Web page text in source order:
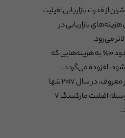
و ناشران از قدرت بازاریابی افیلیت
بازاریابی در
می‌رود.
در آمریکا هر ساله در حدود ۱۰٪ به هزینه‌هایی که
افزوده می‌گردد.
جیسون استون، میلیونر معروف، در سال ۲۰۱۷ تنها
طی دو ماه، از راه فروش به‌وسیله افیلیت مارکتینگ ۷